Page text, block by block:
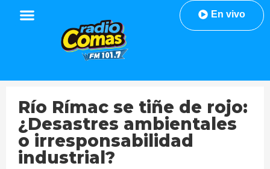
En vivo
Río Rímac se tiñe de rojo:
¿Desastres ambientales
o irresponsabilidad
industrial?